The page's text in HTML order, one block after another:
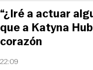
22:09
“¿Iré a actuar
que a Katyna
corazón